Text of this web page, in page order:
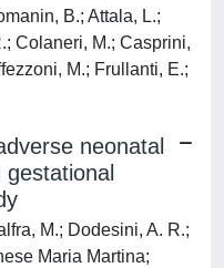
B.; Attala, L.;
Colaneri, M.; Casprini,
M.; Frullanti, E.;
neonatal
M.; Dodesini, A. R.;
Maria Martina;